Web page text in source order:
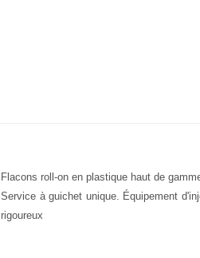
Flacons roll-on en plastique haut de
Service à guichet unique. Équipement
rigoureux